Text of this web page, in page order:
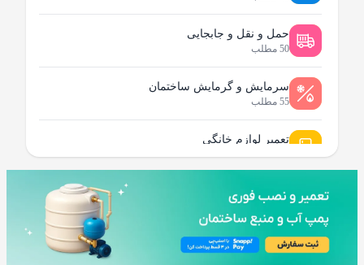
حمل و نقل و جابجایی
50 مطلب
سرمایش و گرمایش ساختمان
55 مطلب
تعمیر لوازم خانگی
96 مطلب
لوله کشی و تاسیسات ساختمان
نظافت و شستشو ساختمان